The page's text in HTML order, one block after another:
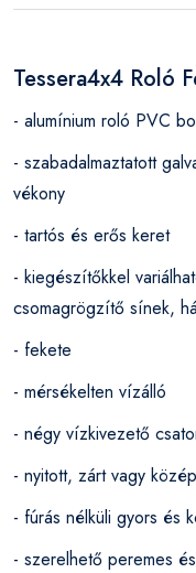
Tessera4x4 Roló
- alumínium roló PVC
- szabadalmaztatott
vékony
- tartós és erős keret
- kiegészítőkkel
csomagrögzítő sínek,
- fekete
- mérsékelten vízálló
- négy vízkivezető
- nyitott, zárt vagy
- fúrás nélküli gyors és
- szerelhető peremes